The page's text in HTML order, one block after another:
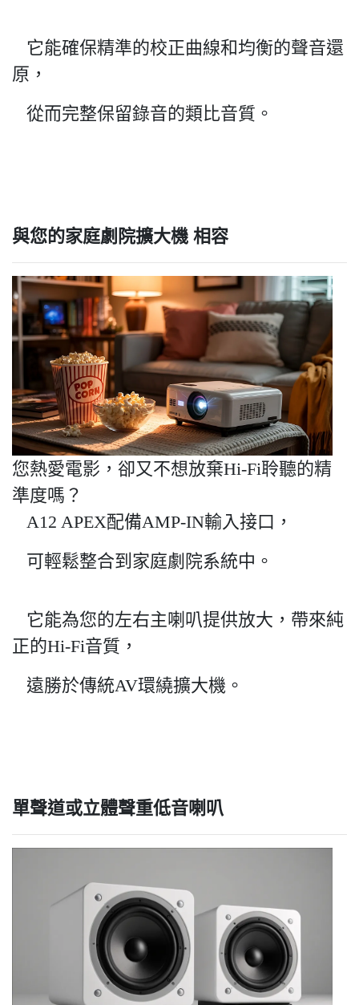
它能確保精準的校正曲線和均衡的聲音還
原，
從而完整保留錄音的類比音質。
與您的家庭劇院擴大機 相容
您熱愛電影，卻又不想放棄Hi-Fi聆聽的精
準度嗎？
A12 APEX配備AMP-IN輸入接口，
可輕鬆整合到家庭劇院系統中。
它能為您的左右主喇叭提供放大，帶來純
正的Hi-Fi音質，
遠勝於傳統AV環繞擴大機。
單聲道或立體聲重低音喇叭